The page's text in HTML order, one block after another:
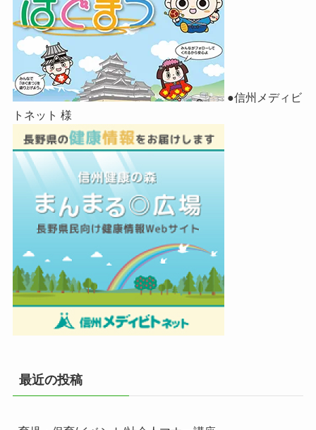
●信州メディビ
トネット 様
最近の投稿